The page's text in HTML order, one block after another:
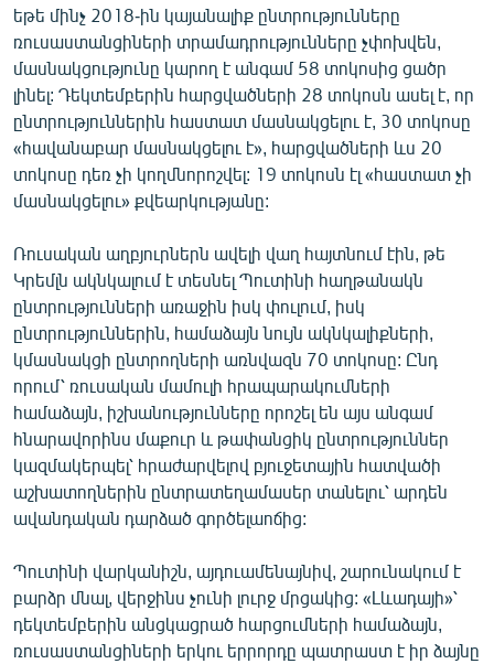
ՀԵՏԵՎԵՔ ՄԵԶ
«Ազատության» բոլոր կայքերը
եթե մինչ 2018-ին կայանալիք ընտրությունները
ռուսաստանցիների տրամադրությունները չփոխվեն,
մասնակցությունը կարող է անգամ 58 տոկոսից ցածր
լինել: Դեկտեմբերին հարցվածների 28 տոկոսն ասել է, որ
ընտրություններին հաստատ մասնակցելու է, 30 տոկոսը
«հավանաբար մասնակցելու է», հարցվածների ևս 20
տոկոսը դեռ չի կողմնորոշվել: 19 տոկոսն էլ «հաստատ չի
մասնակցելու» քվեարկությանը:
Ռուսական աղբյուրներն ավելի վաղ հայտնում էին, թե
Կրեմլն ակնկալում է տեսնել Պուտինի հաղթանակն
ընտրությունների առաջին իսկ փուլում, իսկ
ընտրություններին, համաձայն նույն ակնկալիքների,
կմասնակցի ընտրողների առնվազն 70 տոկոսը: Ընդ
որում՝ ռուսական մամուլի հրապարակումների
համաձայն, իշխանությունները որոշել են այս անգամ
հնարավորինս մաքուր և թափանցիկ ընտրություններ
կազմակերպել՝ հրաժարվելով բյուջետային հատվածի
աշխատողներին ընտրատեղամասեր տանելու՝ արդեն
ավանդական դարձած գործելաոճից:
Պուտինի վարկանիշն, այդուամենայնիվ, շարունակում է
բարձր մնալ, վերջինս չունի լուրջ մրցակից: «Լևադայի»՝
դեկտեմբերին անցկացրած հարցումների համաձայն,
ռուսաստանցիների երկու երրորդը պատրաստ է իր ձայնը